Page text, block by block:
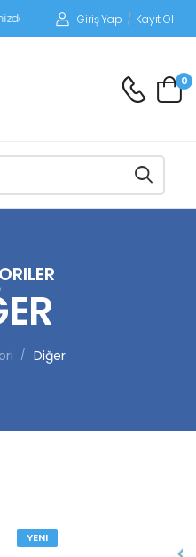
alıcı ödemeli gönderilir.
Giriş Yap / Kayıt Ol
0
/ Diğer
YENI